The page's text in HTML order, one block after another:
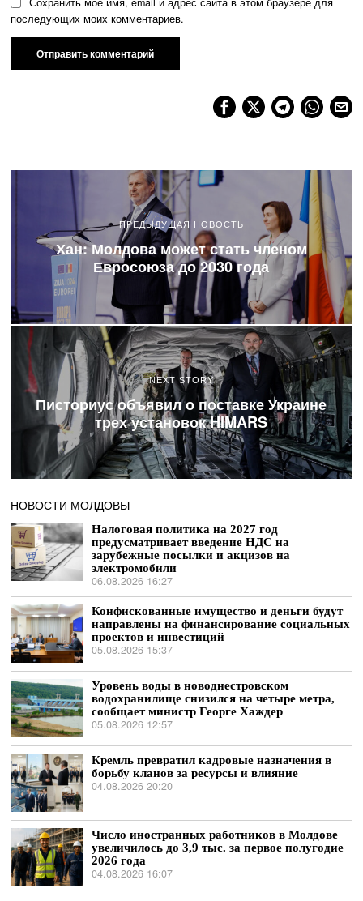
последующих моих комментариев.
ПРЕДЫДУЩАЯ НОВОСТЬ
Хан: Молдова может стать членом
Евросоюза до 2030 года
NEXT STORY
Писториус объявил о поставке Украине
трех установок HIMARS
НОВОСТИ МОЛДОВЫ
Налоговая политика на 2027 год
предусматривает введение НДС на
зарубежные посылки и акцизов на
электромобили
06.08.2026 16:27
Конфискованные имущество и деньги будут
направлены на финансирование социальных
проектов и инвестиций
05.08.2026 15:37
Уровень воды в новоднестровском
водохранилище снизился на четыре метра,
сообщает министр Георге Хаждер
05.08.2026 12:57
Кремль превратил кадровые назначения в
борьбу кланов за ресурсы и влияние
04.08.2026 20:20
Число иностранных работников в Молдове
увеличилось до 3,9 тыс. за первое полугодие
2026 года
04.08.2026 16:07